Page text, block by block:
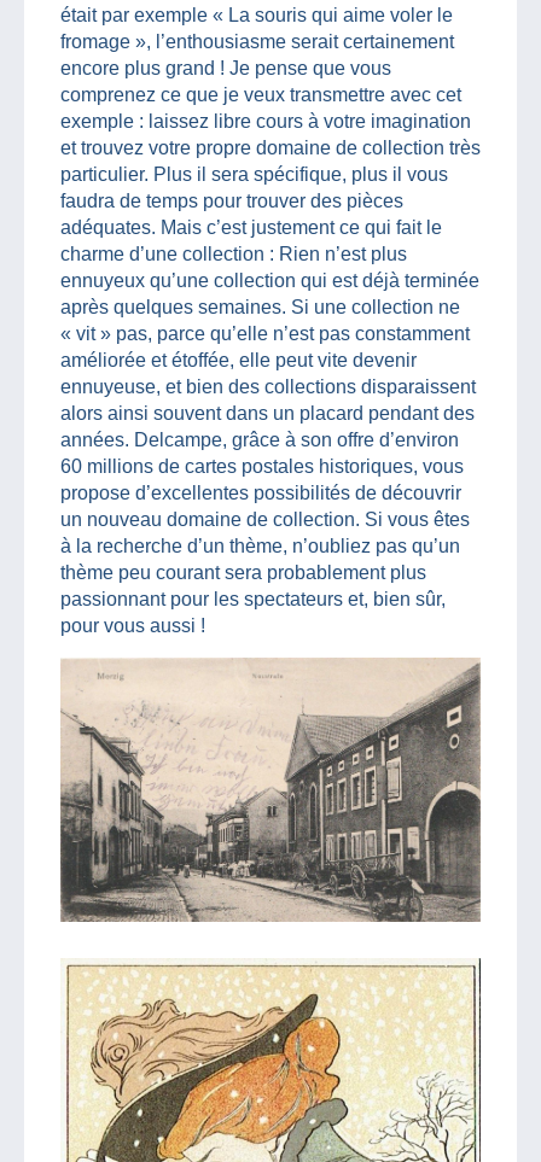
était par exemple « La souris qui aime voler le
fromage », l’enthousiasme serait certainement
encore plus grand ! Je pense que vous
comprenez ce que je veux transmettre avec cet
exemple : laissez libre cours à votre imagination
et trouvez votre propre domaine de collection très
particulier. Plus il sera spécifique, plus il vous
faudra de temps pour trouver des pièces
adéquates. Mais c’est justement ce qui fait le
charme d’une collection : Rien n’est plus
ennuyeux qu’une collection qui est déjà terminée
après quelques semaines. Si une collection ne
« vit » pas, parce qu’elle n’est pas constamment
améliorée et étoffée, elle peut vite devenir
ennuyeuse, et bien des collections disparaissent
alors ainsi souvent dans un placard pendant des
années. Delcampe, grâce à son offre d’environ
60 millions de cartes postales historiques, vous
propose d’excellentes possibilités de découvrir
un nouveau domaine de collection. Si vous êtes
à la recherche d’un thème, n’oubliez pas qu’un
thème peu courant sera probablement plus
passionnant pour les spectateurs et, bien sûr,
pour vous aussi !